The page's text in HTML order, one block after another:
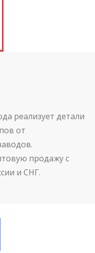
реализует детали
от
продажу с
и СНГ.